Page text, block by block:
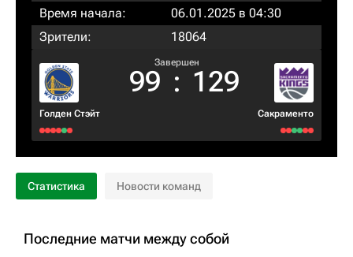
Время начала:
06.01.2025 в 04:30
Зрители:
18064
Голден Стэйт
Завершен
99 : 129
Сакраменто
Статистика Новости команд
Последние матчи между собой